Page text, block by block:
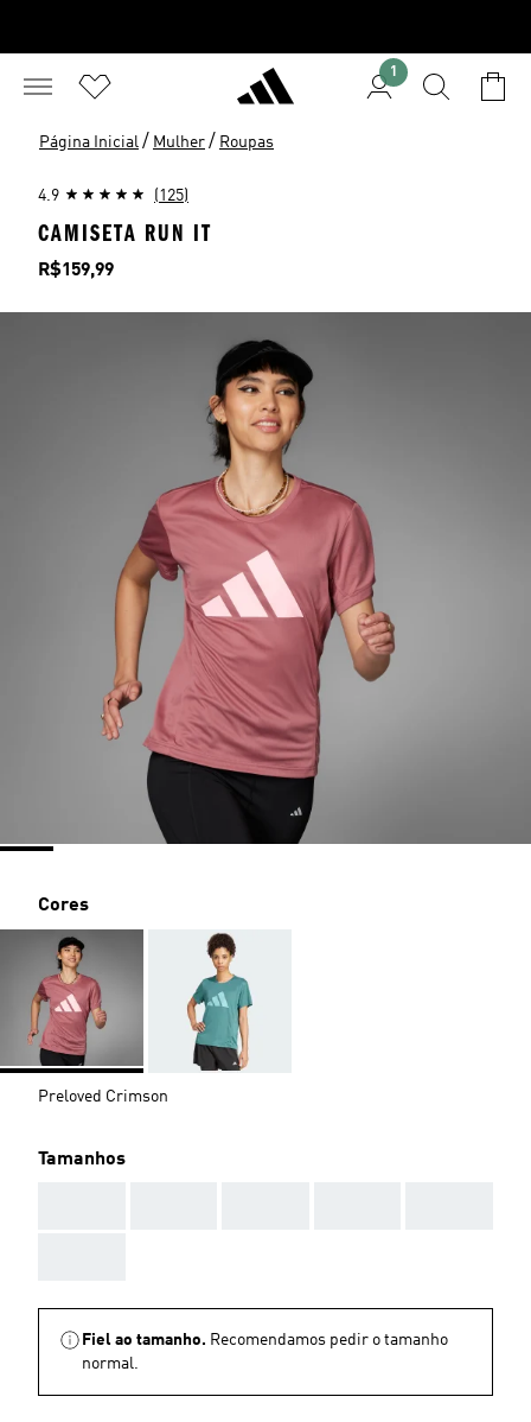
1
Página Inicial / Mulher / Roupas
4.9 (125)
CAMISETA RUN IT
Preço
R$159,99
Cores
Preloved Crimson
Tamanhos
Fiel ao tamanho. Recomendamos pedir o tamanho
normal.